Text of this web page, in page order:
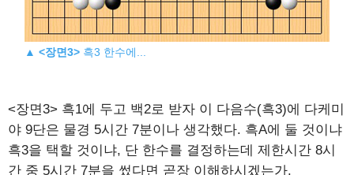
▲<장면3> 흑3 한수에...
<장면3> 흑1에 두고 백2로 받자 이 다음수(흑3)에 다케미
야 9단은 물경 5시간 7분이나 생각했다. 흑A에 둘 것이냐
흑3을 택할 것이냐, 단 한수를 결정하는데 제한시간 8시
간 중 5시간 7분을 썼다면 곧장 이해하시겠는가.